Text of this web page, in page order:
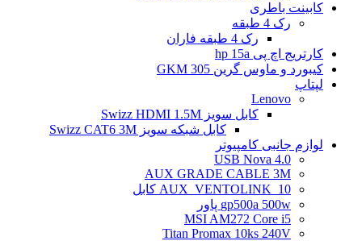
کابینت باطری
رک 4 طبقه
رک 4 طبقه فاران
کارتریج اچ پی hp 15a
کیبورد و ماوس گرین GKM 305
لپتاپ
Lenovo
کابل سویز Swizz HDMI 1.5M
کابل شبکه سویز Swizz CAT6 3M
لوازم جانبی کامپیوتر
4.0 USB Nova
AUX GRADE CABLE 3M
AUX_VENTOLINK_10 کابل
gp500a 500w پاور
MSI AM272 Core i5
Titan Promax 10ks 240V